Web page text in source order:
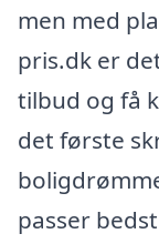
men med
pris.dk er
tilbud og få
det første
passer